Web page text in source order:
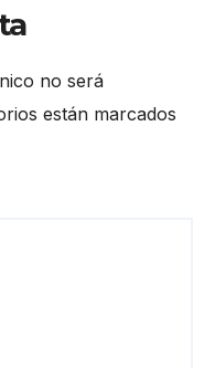
no será
están marcados